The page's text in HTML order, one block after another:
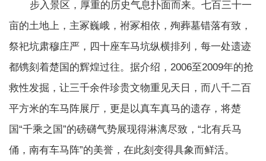
步入景区，厚重的历史气息扑面而来。七百三十一
亩的土地上，主冢巍峨，祔冢相依，殉葬墓错落有致，
祭祀坑肃穆庄严，四十座车马坑纵横排列，每一处遗迹
都镌刻着楚国的辉煌过往。据介绍，2006至2009年的抢
救性发掘，让三千余件珍贵文物重见天日，而八千二百
平方米的车马阵展厅，更是以真车真马的遗存，将楚
国“千乘之国”的磅礴气势展现得淋漓尽致，“北有兵马
俑，南有车马阵”的美誉，在此刻变得具象而鲜活。